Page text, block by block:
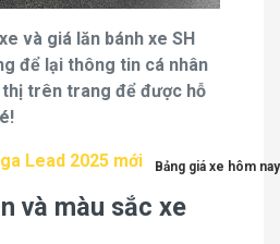
và giá lăn bánh xe SH
để lại thông tin cá nhân
trên trang để được hỗ
Lead 2025 mới
và màu sắc xe
Bảng giá xe hôm nay